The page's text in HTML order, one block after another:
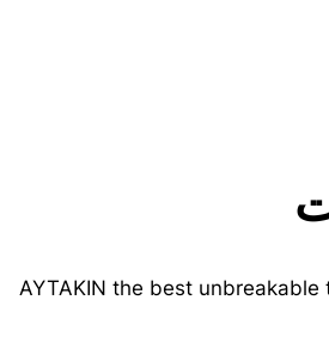
AYTAKIN the best unbreakable